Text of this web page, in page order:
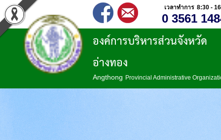
เวลาทำการ 8:30 -
0 3561
องค์การบริหารส่วนจังหวัด
อ่างทอง
Angthong Provincial Administrative